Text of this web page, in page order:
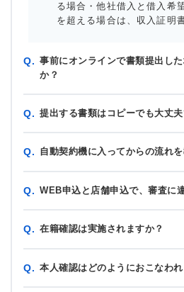
る場合・他社借入と借入希
を超える場合は、収入証明
Q. 事前にオンラインで書類提出し
か？
Q. 提出する書類はコピーでも大丈夫
Q. 自動契約機に入ってからの流れ
Q. WEB申込と店舗申込で、審査に
Q. 在籍確認は実施されますか？
Q. 本人確認はどのようにおこなわれ